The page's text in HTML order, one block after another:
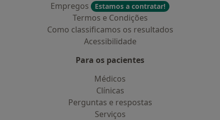
Empregos
Estamos a contratar!
Termos e Condições
Como classificamos os resultados
Acessibilidade
Para os pacientes
Médicos
Clínicas
Perguntas e respostas
Serviços